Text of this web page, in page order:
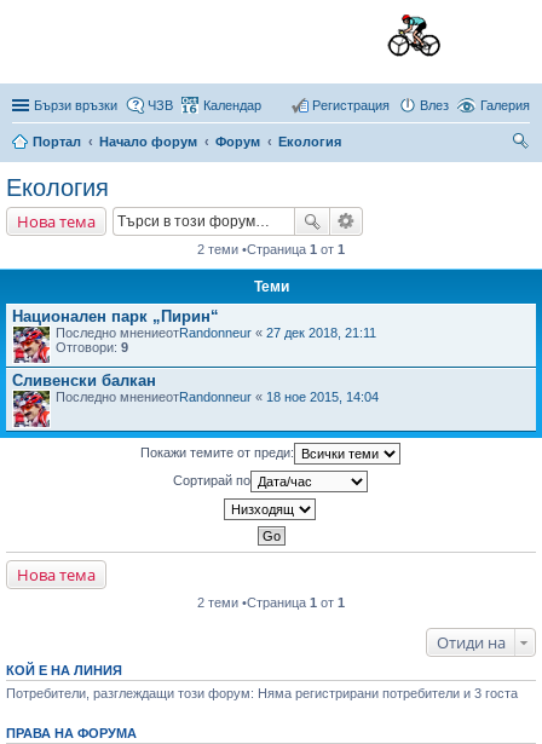
Бързи връзки Галерия
ЧЗВ Календар Влез
Регистрация
Портал Начало форум Форум
Екология
Екология
Нова тема
2 теми •Страница 1 от 1
Теми
Национален парк „Пирин“
Последно мнениеотRandonneur « 27 дек 2018, 21:11
Отговори: 9
Сливенски балкан
Последно мнениеотRandonneur « 18 ное 2015, 14:04
Покажи темите от преди:
Сортирай по
Нова тема
2 теми •Страница 1 от 1
Отиди на
КОЙ Е НА ЛИНИЯ
Потребители, разглеждащи този форум: Няма регистрирани потребители и 3 госта
ПРАВА НА ФОРУМА